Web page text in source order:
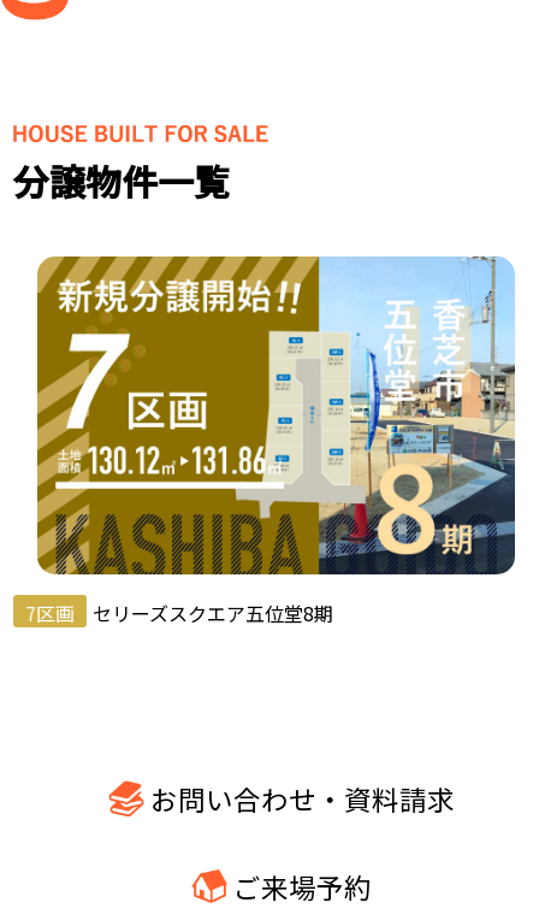
分譲物件一覧
7区画 セリーズスクエア五位堂8期
お問い合わせ・資料請求
ご来場予約